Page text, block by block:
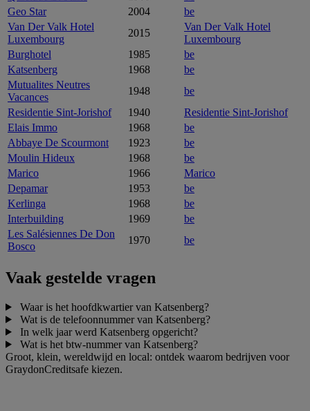
Geo Star
2004
be
Van Der Valk Hotel
Luxembourg
2015
Van Der Valk Hotel
Luxembourg
Burghotel
1985
be
Katsenberg
1968
be
Mutualites Neutres
Vacances
1948
be
Residentie Sint-Jorishof
1940
Residentie Sint-Jorishof
Elais Immo
1968
be
Abbaye De Scourmont
1923
be
Moulin Hideux
1968
be
Marico
1966
Marico
Depamar
1953
be
Kerlinga
1968
be
Interbuilding
1969
be
Les Salésiennes De Don
Bosco
1970 be
Vaak gestelde vragen
Waar is het hoofdkwartier van Katsenberg?
Wat is de telefoonnummer van Katsenberg?
In welk jaar werd Katsenberg opgericht?
Wat is het btw-nummer van Katsenberg?
Groot, klein, wereldwijd en local: ontdek waarom bedrijven voor
GraydonCreditsafe kiezen.